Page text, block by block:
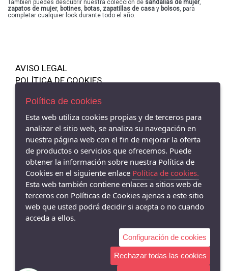
También puedes descubrir nuestra colección de sandalias de mujer,
zapatos de mujer, botines, botas, zapatillas de casa y bolsos, para
completar cualquier look durante todo el año.
AVISO LEGAL
POLÍTICA DE COOKIES
POLÍTICA DE PRIVACIDAD
Barbu2 Shoes Córdoba - Avenida de la Viñuela, 1, 14010 Córdoba,
CÓRDOBA - 14010 (Córdoba)
607503737
Política de cookies
Esta web utiliza cookies propias y de terceros para
analizar el sitio web, se analiza su navegación en
nuestra página web con el fin de mejorar la oferta
de productos o servicios que ofrecemos. Puede
obtener la información sobre nuestra Política de
Cookies en el siguiente enlace Política de cookies.
Esta web también contiene enlaces a sitios web de
terceros con Políticas de Cookies ajenas a este sitio
web que usted podrá decidir si acepta o no cuando
acceda a ellos.
Configuración de cookies
Rechazar todas las cookies